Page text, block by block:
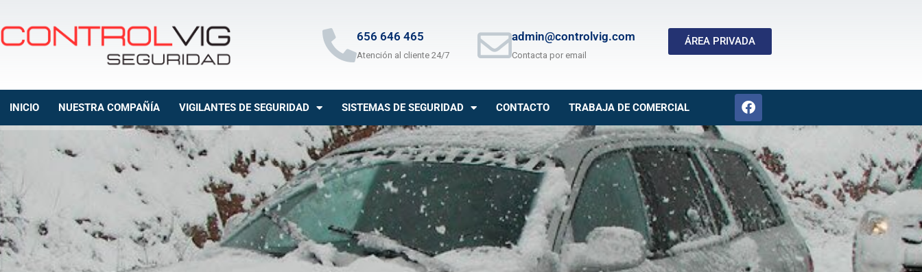
656 646 465
Atención al cliente 24/7
admin@controlvig.com
Contacta por email
ÁREA PRIVADA
INICIO NUESTRA COMPAÑÍA VIGILANTES DE SEGURIDAD SISTEMAS DE SEGURIDAD CONTACTO TRABAJA DE COMERCIAL